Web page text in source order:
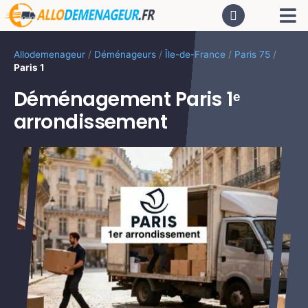
Passer
au
Allodemenageur / Déménageurs / Île-de-France / Paris 75 /
Paris 1
Déménagement Paris 1ᵉ
arrondissement